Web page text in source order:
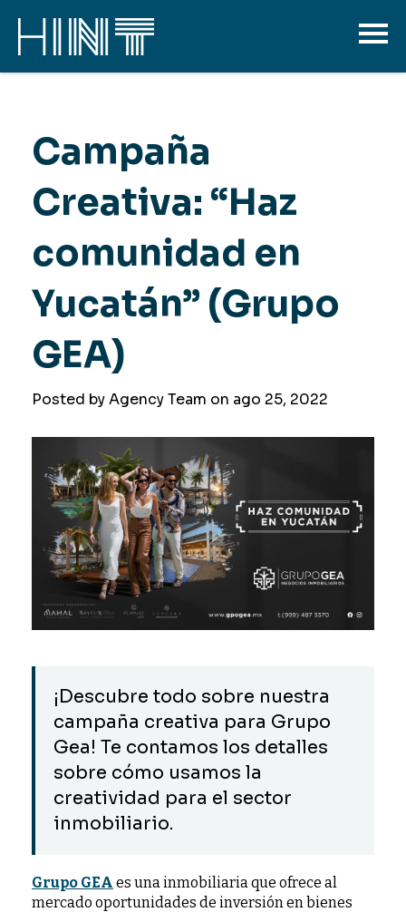
Campaña
Creativa: “Haz
comunidad en
Yucatán” (Grupo
GEA)
Posted by Agency Team on ago 25, 2022
¡Descubre todo sobre nuestra
campaña creativa para Grupo
Gea! Te contamos los detalles
sobre cómo usamos la
creatividad para el sector
inmobiliario.
Grupo GEA es una inmobiliaria que ofrece al
mercado oportunidades de inversión en bienes